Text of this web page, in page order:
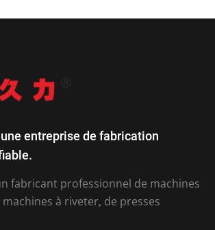
entreprise de fabrication
fabricant professionnel de machines
à riveter, de presses